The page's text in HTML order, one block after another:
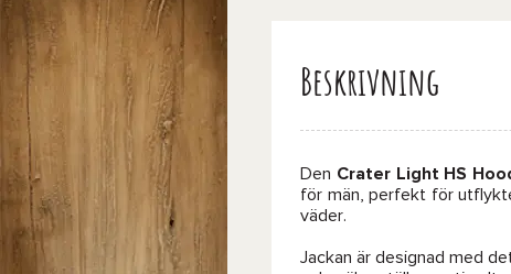
Beskrivning
Den Crater Light HS
för män, perfekt för
väder.
Jackan är designad med